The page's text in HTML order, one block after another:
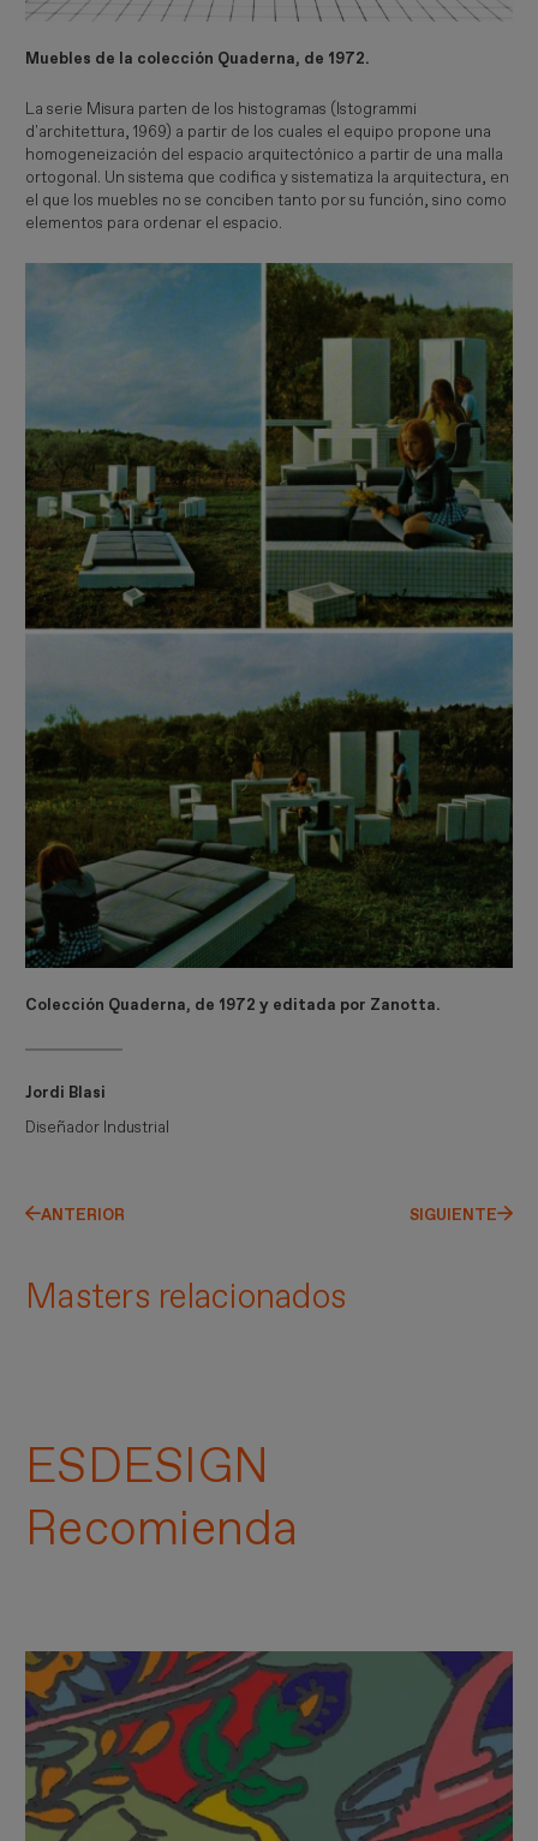
Muebles de la colección Quaderna, de 1972.
La serie Misura parten de los histogramas (Istogrammi
d'architettura, 1969) a partir de los cuales el equipo propone una
homogeneización del espacio arquitectónico a partir de una malla
ortogonal. Un sistema que codifica y sistematiza la arquitectura, en
el que los muebles no se conciben tanto por su función, sino como
elementos para ordenar el espacio.
Colección Quaderna, de 1972 y editada por Zanotta.
Jordi Blasi
Diseñador Industrial
ANTERIOR SIGUIENTE
Masters relacionados
ESDESIGN
Recomienda